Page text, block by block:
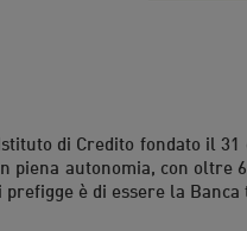
di Credito fondato il 31
piena autonomia, con
prefigge è di essere la